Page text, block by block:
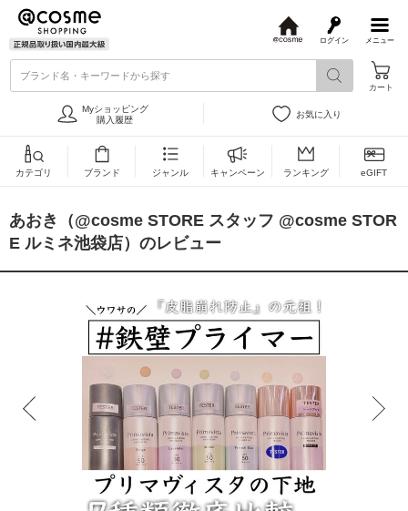
メニュー
ログイン
s
ブランド名・キーワードから探す
カート
Myショッピング
購入履歴
お気に入り
カテゴリ ブランド ジャンル キャンペーン ランキング eGIFT
あおき（@cosme STORE スタッフ @cosme STOR
E ルミネ池袋店）のレビュー